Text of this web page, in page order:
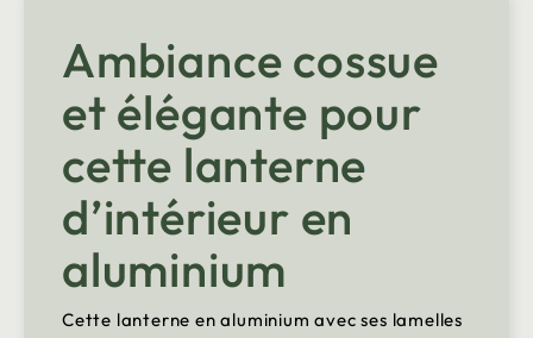
Ambiance cossue
et élégante pour
cette lanterne
d’intérieur en
aluminium
Cette lanterne en aluminium avec ses lamelles